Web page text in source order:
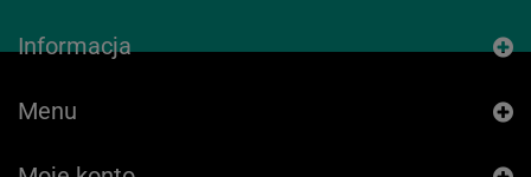
Informacja
Menu